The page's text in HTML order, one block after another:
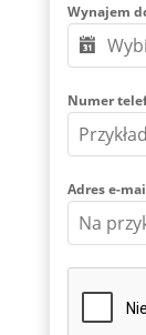
Wynajem
Numer
Adres e-